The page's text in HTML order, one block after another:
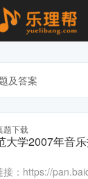
及答案
题下载
大学2007年音
接：https://